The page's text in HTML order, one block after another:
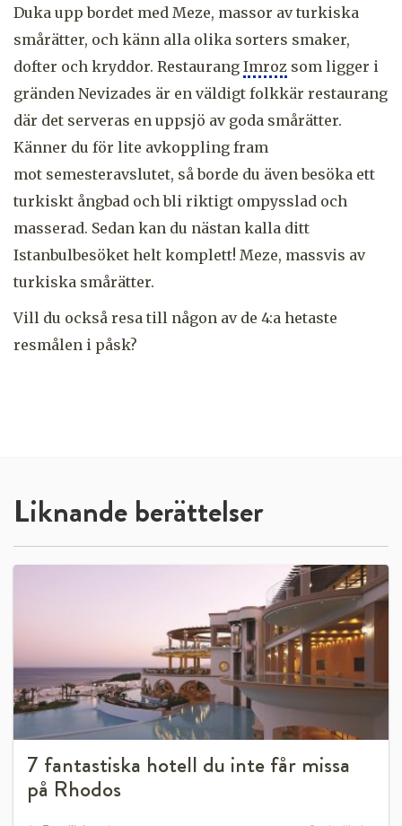
Duka upp bordet med Meze, massor av turkiska
smårätter, och känn alla olika sorters smaker,
dofter och kryddor. Restaurang Imroz som ligger i
gränden Nevizades är en väldigt folkkär restaurang
där det serveras en uppsjö av goda smårätter.
Känner du för lite avkoppling fram
mot semesteravslutet, så borde du även besöka ett
turkiskt ångbad och bli riktigt ompysslad och
masserad. Sedan kan du nästan kalla ditt
Istanbulbesöket helt komplett! Meze, massvis av
turkiska smårätter.
Vill du också resa till någon av de 4:a hetaste
resmålen i påsk?
Liknande berättelser
7 fantastiska hotell du inte får missa
på Rhodos